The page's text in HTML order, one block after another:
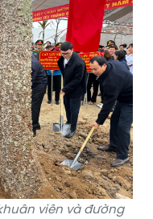
viên và đường